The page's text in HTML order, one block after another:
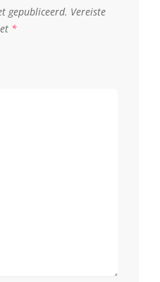
gepubliceerd. Vereiste
*